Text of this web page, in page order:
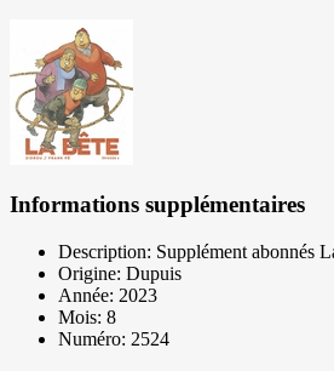
Informations supplémentaires
Description: Supplément abonnés
Origine: Dupuis
Année: 2023
Mois: 8
Numéro: 2524